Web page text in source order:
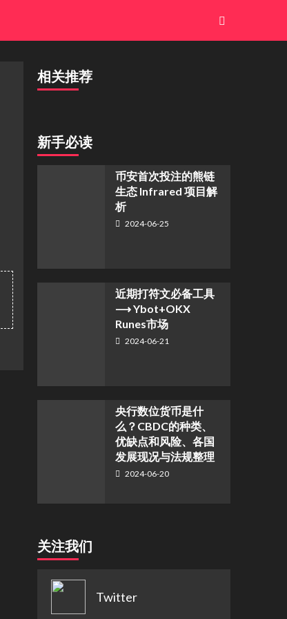
相关推荐
新手必读
币安首次投注的熊链
生态 Infrared 项目解
析
2024-06-25
近期打符文必备工具
⟶ Ybot+OKX
Runes市场
2024-06-21
央行数位货币是什
么？CBDC的种类、
优缺点和风险、各国
发展现况与法规整理
2024-06-20
关注我们
Twitter